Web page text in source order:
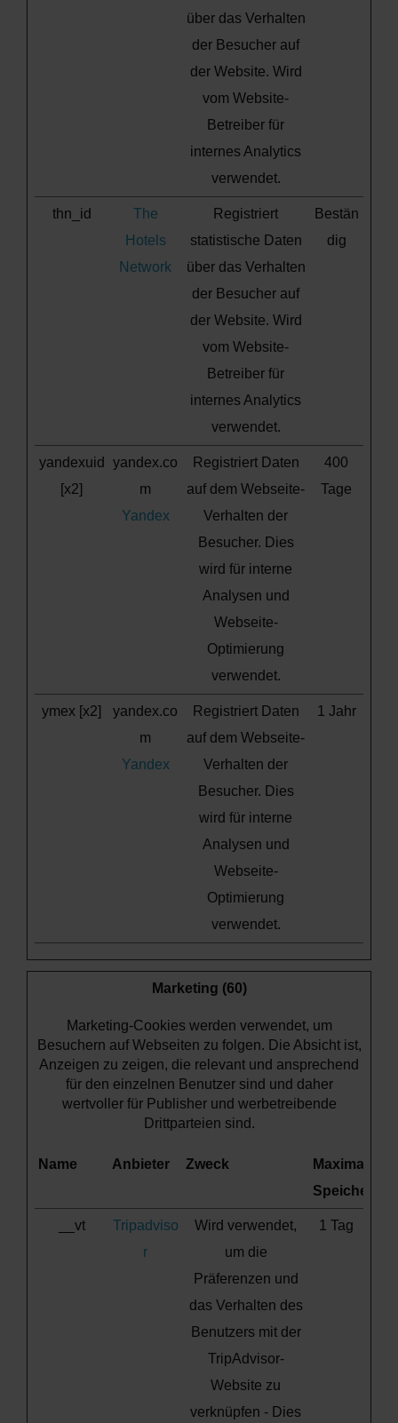
über das Verhalten
der Besucher auf
der Website. Wird
vom Website-
Betreiber für
internes Analytics
verwendet.
thn_id
The
Hotels
Network
Registriert
statistische Daten
über das Verhalten
der Besucher auf
der Website. Wird
vom Website-
Betreiber für
internes Analytics
verwendet.
Bestän
dig
yandexuid
[x2]
yandex.co
m
Yandex
Registriert Daten
auf dem Webseite-
Verhalten der
Besucher. Dies
wird für interne
Analysen und
Webseite-
Optimierung
verwendet.
400
Tage
ymex [x2]
yandex.co
m
Yandex
Registriert Daten
auf dem Webseite-
Verhalten der
Besucher. Dies
wird für interne
Analysen und
Webseite-
Optimierung
verwendet.
1 Jahr
Marketing (60)
Marketing-Cookies werden verwendet, um
Besuchern auf Webseiten zu folgen. Die Absicht ist,
Anzeigen zu zeigen, die relevant und ansprechend
für den einzelnen Benutzer sind und daher
wertvoller für Publisher und werbetreibende
Drittparteien sind.
Name Anbieter Zweck
Maximale
__vt
Tripadviso
r
Wird verwendet,
um die
Präferenzen und
das Verhalten des
Benutzers mit der
TripAdvisor-
Website zu
verknüpfen - Dies
1 Tag